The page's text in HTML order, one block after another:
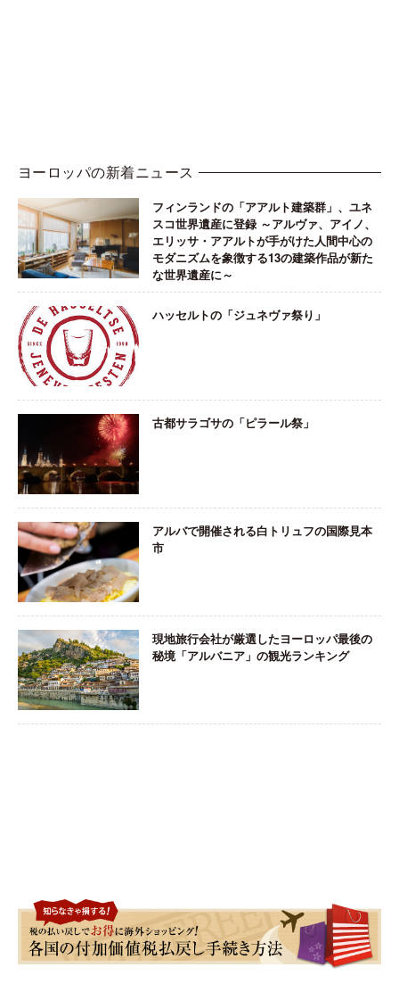
ヨーロッパの新着ニュース
フィンランドの「アアルト建築群」、ユネ
スコ世界遺産に登録 ～アルヴァ、アイノ、
エリッサ・アアルトが手がけた人間中心の
モダニズムを象徴する13の建築作品が新た
な世界遺産に～
ハッセルトの「ジュネヴァ祭り」
古都サラゴサの「ピラール祭」
アルバで開催される白トリュフの国際見本
市
現地旅行会社が厳選したヨーロッパ最後の
秘境「アルバニア」の観光ランキング